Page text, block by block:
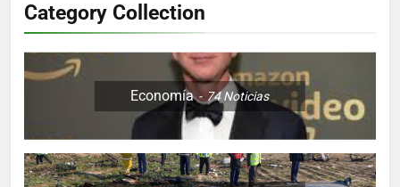
Category Collection
Economía 74Noticias